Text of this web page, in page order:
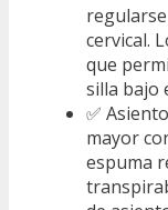
cervical.
que
silla bajo
✅
mayor
espuma